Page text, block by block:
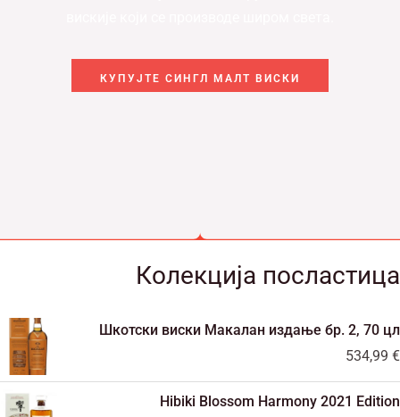
КУПУЈТЕ СИНГЛ МАЛТ ВИСКИ
Колекција посластица
Шкотски виски Макалан издање бр. 2, 70 цл
534,99 €
Hibiki Blossom Harmony 2021 Edition